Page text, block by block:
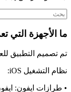
ما الأجهزة التي
تم تصميم التطبيق
نظام التشغيل iOS:
• طرازات ايفون: ايفون 7 أو